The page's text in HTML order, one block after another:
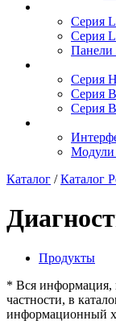
Серия
Серия
Серия
Серия
Серия
Модули
Каталог / Каталог
Продукты
* Вся информация,
частности, в
информационный